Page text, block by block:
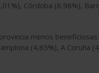
Córdoba (6,98%),
menos
(4,65%), A Coruña